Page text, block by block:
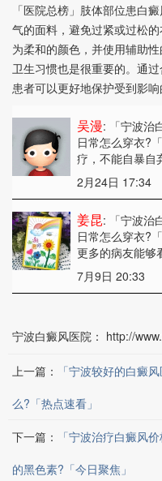
「医院总榜」肢体部位患白
气的面料，避免过紧或过松
为柔和的颜色，并使用辅助
卫生习惯也是很重要的。通
患者可以更好地保护受到影
吴漫: 「宁波治
日常怎么穿衣?
疗，不能自暴自
2月24日 17:34
姜昆: 「宁波治
日常怎么穿衣?
更多的病友能够
7月9日 20:33
宁波白癜风医院： http://
上一篇：
「宁波较好的白癜
么?「热点速看」
下一篇：
「宁波治疗白癜风
的黑色素?「今日聚焦」